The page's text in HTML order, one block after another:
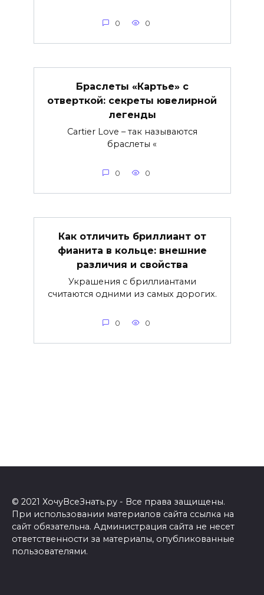
0 0
Браслеты «Картье» с
отверткой: секреты ювелирной
легенды
Cartier Love – так называются
браслеты «
0 0
Как отличить бриллиант от
фианита в кольце: внешние
различия и свойства
Украшения с бриллиантами
считаются одними из самых дорогих.
0 0
© 2021 ХочуВсеЗнать.ру - Все права защищены.
При использовании материалов сайта ссылка на
сайт обязательна. Администрация сайта не несет
ответственности за материалы, опубликованные
пользователями.